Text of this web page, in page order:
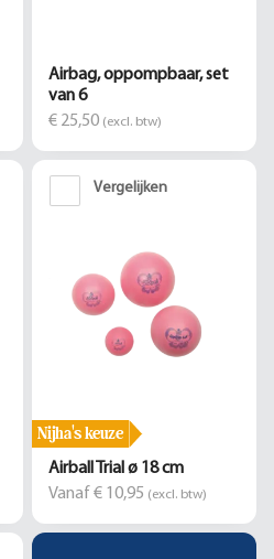
Airbag, oppompbaar, set
van 6
€ 25,50 (excl. btw)
Vergelijken
Nijha's keuze
Airball Trial ø 18 cm
Vanaf € 10,95 (excl. btw)